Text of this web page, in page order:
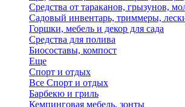
Средства от тараканов, грызунов,
Садовый инвентарь, триммеры,
Горшки, мебель и декор для сада
Средства для полива
Биосоставы, компост
Еще
Спорт и отдых
Все Спорт и отдых
Барбекю и гриль
Кемпинговая мебель, зонты